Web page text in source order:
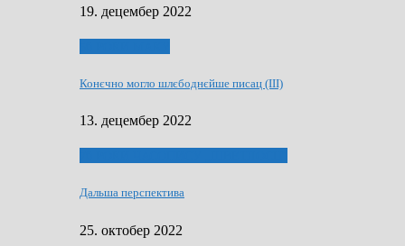
19. децембер 2022
Конєчно могло шлєбоднєйше писац (III)
13. децембер 2022
Дальша перспектива
25. октобер 2022